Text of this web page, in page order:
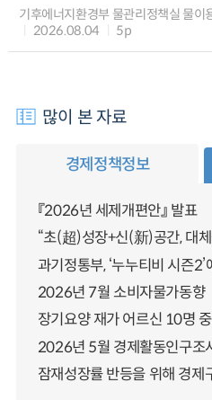
기후에너지환경부 물관리정책실 물이
2026.08.04
5p
많이 본 자료
경제정책정보
『2026년 세제개편안』 발표
“초(超)성장+신(新)공간, 대
과기정통부, ‘누누티비 시즌
2026년 7월 소비자물가동향
2026년 5월 경제활동인구조